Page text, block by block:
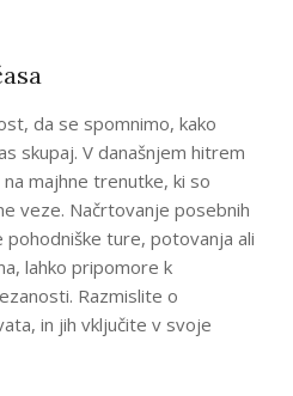
da se spomnimo, kako
skupaj. V današnjem hitrem
majhne trenutke, ki so
veze. Načrtovanje posebnih
ture, potovanja ali
lahko pripomore k
Razmislite o
in jih vključite v svoje